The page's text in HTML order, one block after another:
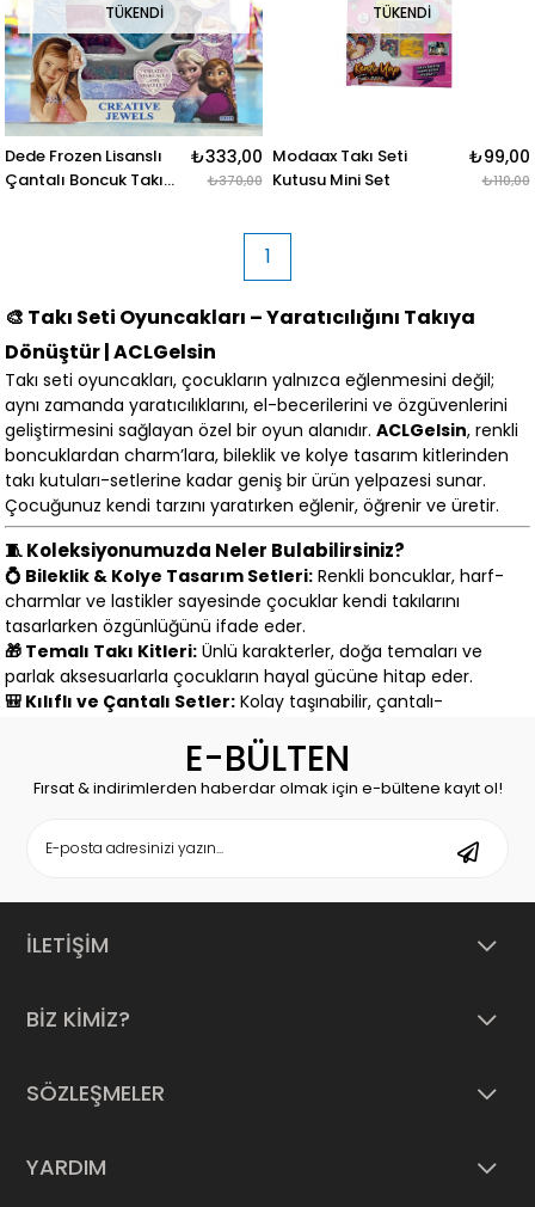
TÜKENDI
Dede Frozen Lisanslı
Çantalı Boncuk Takı
₺333,00
₺370,00
TÜKENDI
Modaax Takı Seti
Kutusu Mini Set
₺99,00
₺110,00
1
🎨 Takı Seti Oyuncakları – Yaratıcılığını Takıya
Dönüştür | ACLGelsin
Takı seti oyuncakları, çocukların yalnızca eğlenmesini değil;
aynı zamanda yaratıcılıklarını, el-becerilerini ve özgüvenlerini
geliştirmesini sağlayan özel bir oyun alanıdır.ACLGelsin, renkli
boncuklardan charm’lara, bileklik ve kolye tasarım kitlerinden
takı kutuları-setlerine kadar geniş bir ürün yelpazesi sunar.
Çocuğunuz kendi tarzını yaratırken eğlenir, öğrenir ve üretir.
🧵 Koleksiyonumuzda Neler Bulabilirsiniz?
💍 Bileklik & Kolye Tasarım Setleri: Renkli boncuklar, harf-
charmlar ve lastikler sayesinde çocuklar kendi takılarını
tasarlarken özgünlüğünü ifade eder.
🎁 Temalı Takı Kitleri: Ünlü karakterler, doğa temaları ve
parlak aksesuarlarla çocukların hayal gücüne hitap eder.
🎒 Kılıflı ve Çantalı Setler: Kolay taşınabilir, çantalı-
🧸 Yaşa Uygun Hobi Kitleri:4 yaşından itibaren kullanılabilen
güvenli boncuk ve aparat setleri, el-göz koordinasyonu
gelişimine destek verir.
💡 Neden Bu Setleri Tercih Etmelisiniz?
🧠 El-Beceri Gelişimi:
Boncuk dizme, ip geçirme gibi
aktiviteler ince motor becerilerini kuvvetlendirir.
dönüşebilir, takım çalışması ve paylaşma bilinci gelişir.
ve güvenli malzeme kriterleriyle değerlendirilir. Ürünlerimizin
E-BÜLTEN
Fırsat & indirimlerden haberdar olmak için e-bültene kayıt ol!
İLETİŞİM
BİZ KİMİZ?
SÖZLEŞMELER
YARDIM